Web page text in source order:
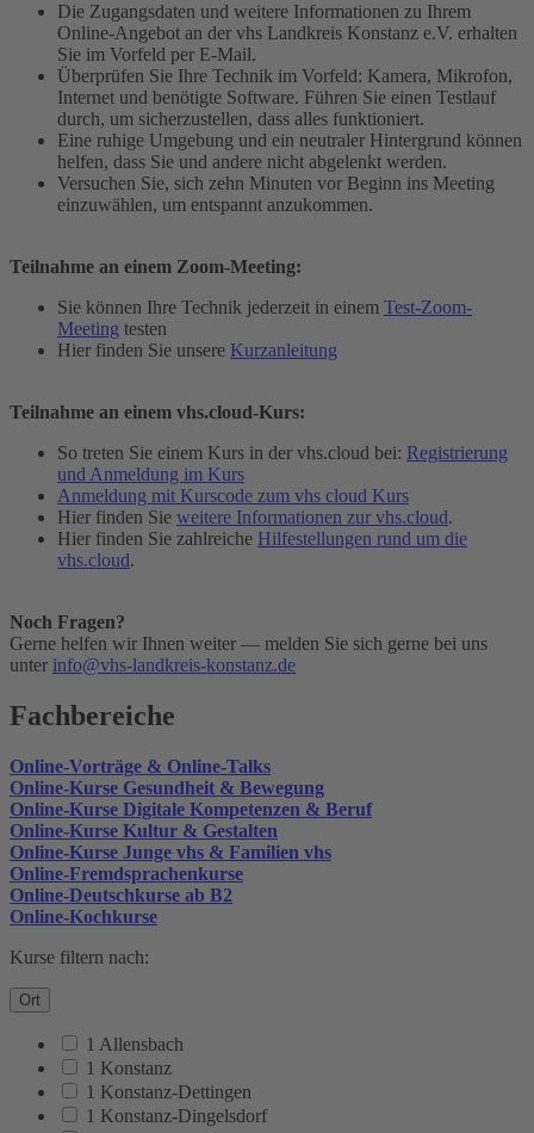
Die Zugangsdaten und weitere Informationen zu Ihrem
Online-Angebot an der vhs Landkreis Konstanz e.V. erhalten
Sie im Vorfeld per E-Mail.
Überprüfen Sie Ihre Technik im Vorfeld: Kamera, Mikrofon,
Internet und benötigte Software. Führen Sie einen Testlauf
durch, um sicherzustellen, dass alles funktioniert.
Eine ruhige Umgebung und ein neutraler Hintergrund können
helfen, dass Sie und andere nicht abgelenkt werden.
Versuchen Sie, sich zehn Minuten vor Beginn ins Meeting
einzuwählen, um entspannt anzukommen.
Teilnahme an einem Zoom-Meeting:
Sie können Ihre Technik jederzeit in einem Test-Zoom-
Meeting testen
Hier finden Sie unsere Kurzanleitung
Teilnahme an einem vhs.cloud-Kurs:
So treten Sie einem Kurs in der vhs.cloud bei: Registrierung
und Anmeldung im Kurs
Anmeldung mit Kurscode zum vhs cloud Kurs
Hier finden Sie weitere Informationen zur vhs.cloud.
Hier finden Sie zahlreiche Hilfestellungen rund um die
vhs.cloud.
Noch Fragen?
Gerne helfen wir Ihnen weiter — melden Sie sich gerne bei uns
unter info@vhs-landkreis-konstanz.de
Fachbereiche
Online-Vorträge & Online-Talks
Online-Kurse Gesundheit & Bewegung
Online-Kurse Digitale Kompetenzen & Beruf
Online-Kurse Kultur & Gestalten
Online-Kurse Junge vhs & Familien vhs
Online-Fremdsprachenkurse
Online-Deutschkurse ab B2
Online-Kochkurse
Kurse filtern nach:
Ort
1 Allensbach
1 Konstanz
1 Konstanz-Dettingen
1 Konstanz-Dingelsdorf